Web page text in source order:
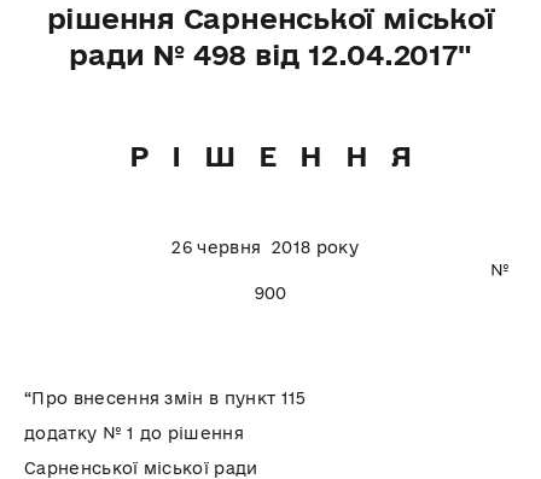
рішення Сарненської міської
ради № 498 від 12.04.2017"
Р І Ш Е Н Н Я
26 червня 2018 року
№
900
“Про внесення змін в пункт 115
додатку № 1 до рішення
Сарненської міської ради